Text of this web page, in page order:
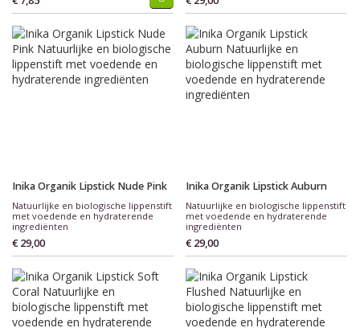
Inika Organik Lipstick Nude Pink
Natuurlijke en biologische lippenstift
met voedende en hydraterende
ingrediënten
€ 29,00
Inika Organik Lipstick Auburn
Natuurlijke en biologische lippenstift
met voedende en hydraterende
ingrediënten
€ 29,00